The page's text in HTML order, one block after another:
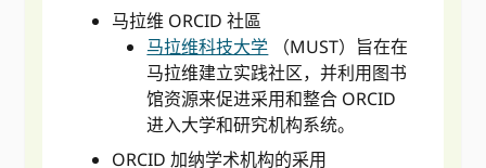
马拉维 ORCID 社區
马拉维科技大学 （MUST）旨在在
马拉维建立实践社区，并利用图书
馆资源来促进采用和整合 ORCID
进入大学和研究机构系统。
ORCID 加纳学术机构的采用